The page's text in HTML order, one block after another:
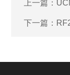
上一篇：
下一篇：